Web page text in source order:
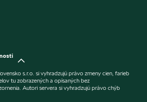
s.r.o. si vyhradzujú právo zmeny cien, farieb
tu zobrazených a opísaných bez
Autori servera si vyhradzujú právo chýb